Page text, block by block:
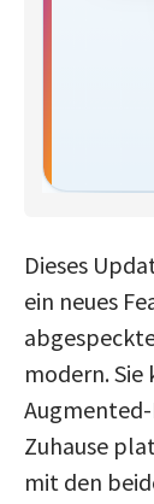
Dieses
ein neues
modern.
Zuhause
mit den